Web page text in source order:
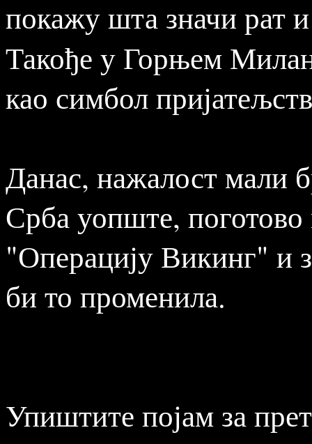
покажу шта значи рат
Такође у Горњем
као симбол
Данас, нажалост мали
Срба уопште,
"Операцију Викинг" и
би то променила.
Упиштите појам за